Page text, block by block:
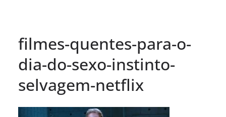
filmes-quentes-para-o-
dia-do-sexo-instinto-
selvagem-netflix